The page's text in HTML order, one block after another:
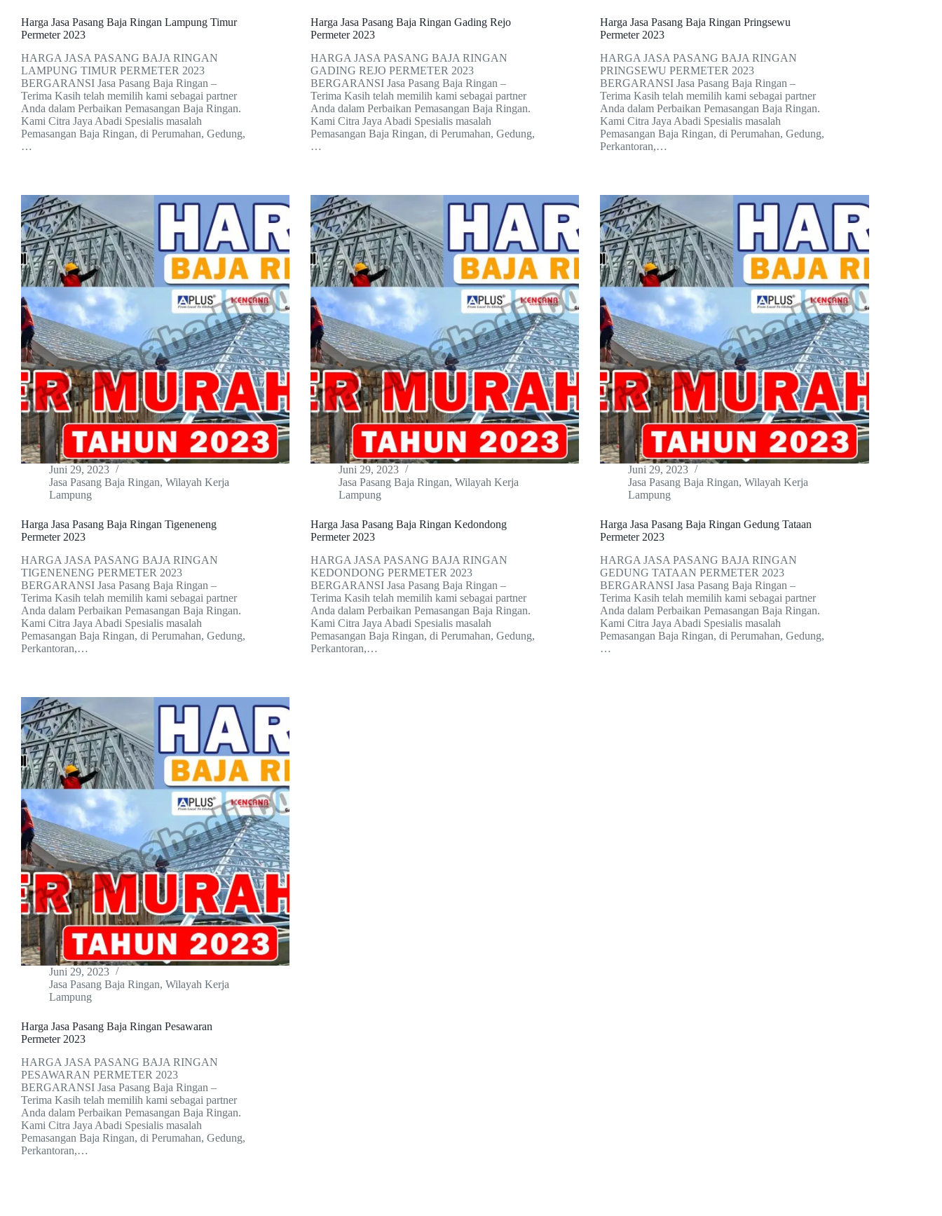
Harga Jasa Pasang Baja Ringan Lampung Timur
Permeter 2023
HARGA JASA PASANG BAJA RINGAN
LAMPUNG TIMUR PERMETER 2023
BERGARANSI Jasa Pasang Baja Ringan –
Terima Kasih telah memilih kami sebagai partner
Anda dalam Perbaikan Pemasangan Baja Ringan.
Kami Citra Jaya Abadi Spesialis masalah
Pemasangan Baja Ringan, di Perumahan, Gedung,
…
Harga Jasa Pasang Baja Ringan Gading Rejo
Permeter 2023
HARGA JASA PASANG BAJA RINGAN
GADING REJO PERMETER 2023
BERGARANSI Jasa Pasang Baja Ringan –
Terima Kasih telah memilih kami sebagai partner
Anda dalam Perbaikan Pemasangan Baja Ringan.
Kami Citra Jaya Abadi Spesialis masalah
Pemasangan Baja Ringan, di Perumahan, Gedung,
…
Harga Jasa Pasang Baja Ringan Pringsewu
Permeter 2023
HARGA JASA PASANG BAJA RINGAN
PRINGSEWU PERMETER 2023
BERGARANSI Jasa Pasang Baja Ringan –
Terima Kasih telah memilih kami sebagai partner
Anda dalam Perbaikan Pemasangan Baja Ringan.
Kami Citra Jaya Abadi Spesialis masalah
Pemasangan Baja Ringan, di Perumahan, Gedung,
Perkantoran,…
Juni 29, 2023
Jasa Pasang Baja Ringan, Wilayah Kerja
Lampung
Harga Jasa Pasang Baja Ringan Tigeneneng
Permeter 2023
HARGA JASA PASANG BAJA RINGAN
TIGENENENG PERMETER 2023
BERGARANSI Jasa Pasang Baja Ringan –
Terima Kasih telah memilih kami sebagai partner
Anda dalam Perbaikan Pemasangan Baja Ringan.
Kami Citra Jaya Abadi Spesialis masalah
Pemasangan Baja Ringan, di Perumahan, Gedung,
Perkantoran,…
Juni 29, 2023
Jasa Pasang Baja Ringan,Wilayah Kerja
Lampung
Harga Jasa Pasang Baja Ringan Kedondong
Permeter 2023
HARGA JASA PASANG BAJA RINGAN
KEDONDONG PERMETER 2023
BERGARANSI Jasa Pasang Baja Ringan –
Terima Kasih telah memilih kami sebagai partner
Anda dalam Perbaikan Pemasangan Baja Ringan.
Kami Citra Jaya Abadi Spesialis masalah
Pemasangan Baja Ringan, di Perumahan, Gedung,
Perkantoran,…
Juni 29, 2023
Jasa Pasang Baja Ringan,Wilayah Kerja
Lampung
Harga Jasa Pasang Baja Ringan Gedung Tataan
Permeter 2023
HARGA JASA PASANG BAJA RINGAN
GEDUNG TATAAN PERMETER 2023
BERGARANSI Jasa Pasang Baja Ringan –
Terima Kasih telah memilih kami sebagai partner
Anda dalam Perbaikan Pemasangan Baja Ringan.
Kami Citra Jaya Abadi Spesialis masalah
Pemasangan Baja Ringan, di Perumahan, Gedung,
…
Juni 29, 2023
Jasa Pasang Baja Ringan, Wilayah Kerja
Lampung
Harga Jasa Pasang Baja Ringan Pesawaran
Permeter 2023
HARGA JASA PASANG BAJA RINGAN
PESAWARAN PERMETER 2023
BERGARANSI Jasa Pasang Baja Ringan –
Terima Kasih telah memilih kami sebagai partner
Anda dalam Perbaikan Pemasangan Baja Ringan.
Kami Citra Jaya Abadi Spesialis masalah
Pemasangan Baja Ringan, di Perumahan, Gedung,
Perkantoran,…